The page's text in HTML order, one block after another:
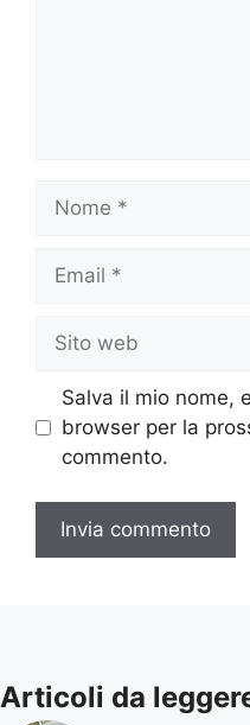
web
Salva il mio nome,
browser per la
commento.
Articoli da